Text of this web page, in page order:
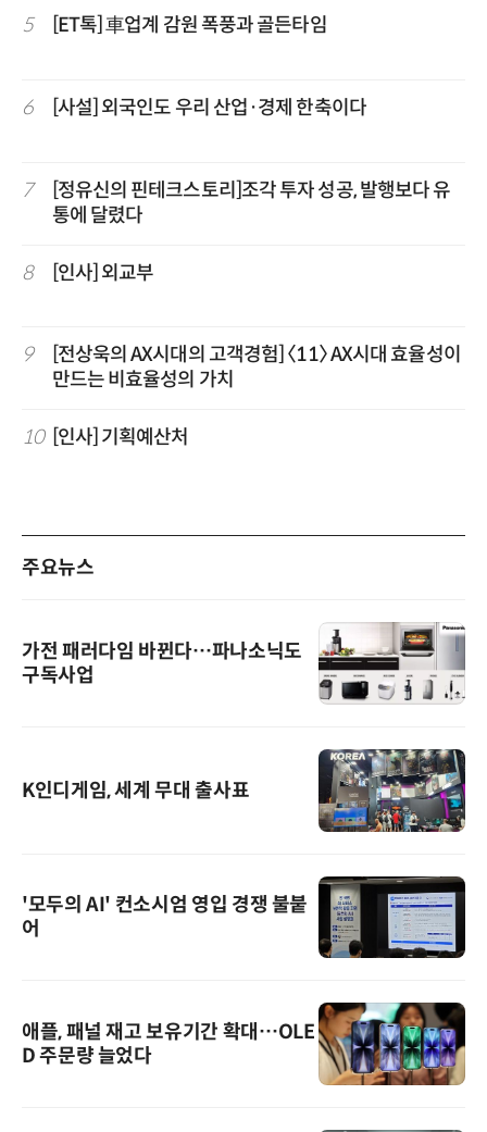
5 [ET톡] 車업계 감원 폭풍과 골든타임
6 [사설] 외국인도 우리 산업·경제 한축이다
7
[정유신의 핀테크스토리]조각 투자 성공, 발행보다 유
통에 달렸다
8 [인사] 외교부
9
[전상욱의 AX시대의 고객경험] 〈11〉 AX시대 효율성이
만드는 비효율성의 가치
10 [인사] 기획예산처
주요뉴스
가전 패러다임 바뀐다…파나소닉도
구독사업
K인디게임, 세계 무대 출사표
'모두의 AI' 컨소시엄 영입 경쟁 불붙
어
애플, 패널 재고 보유기간 확대…OLE
D 주문량 늘었다